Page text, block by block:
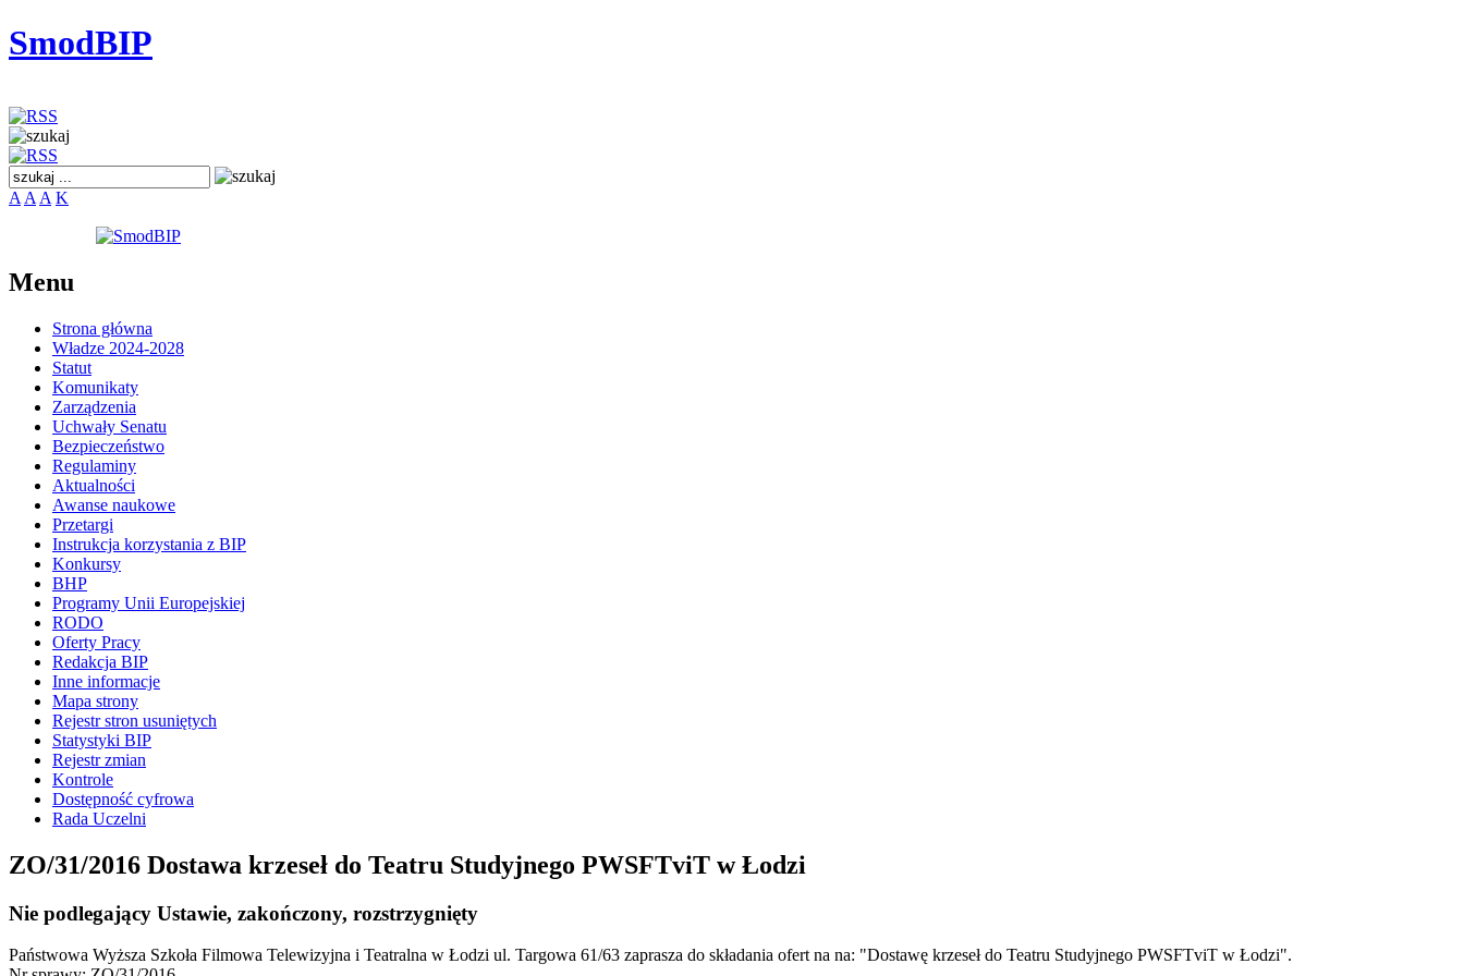
SmodBIP
A A A K
Menu
Strona główna
Władze 2024-2028
Statut
Komunikaty
Zarządzenia
Uchwały Senatu
Bezpieczeństwo
Regulaminy
Aktualności
Awanse naukowe
Przetargi
Instrukcja korzystania z BIP
Konkursy
BHP
Programy Unii Europejskiej
RODO
Oferty Pracy
Redakcja BIP
Inne informacje
Mapa strony
Rejestr stron usuniętych
Statystyki BIP
Rejestr zmian
Kontrole
Dostępność cyfrowa
Rada Uczelni
ZO/31/2016 Dostawa krzeseł do Teatru Studyjnego PWSFTviT w Łodzi
Nie podlegający Ustawie, zakończony, rozstrzygnięty
Państwowa Wyższa Szkoła Filmowa Telewizyjna i Teatralna w Łodzi ul. Targowa 61/63 zaprasza do składania ofert na na: "Dostawę krzeseł do Teatru Studyjnego PWSFTviT w Łodzi".